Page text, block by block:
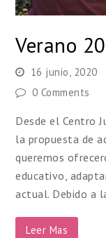
Verano
16 junio, 2020
0 Comments
Desde el Centro
la propuesta de
queremos
educativo,
actual. Debido a
Leer Mas